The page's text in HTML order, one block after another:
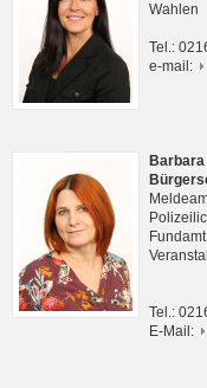
Wahlen
Tel.:
e-mail:
Tel.:
E-Mail: